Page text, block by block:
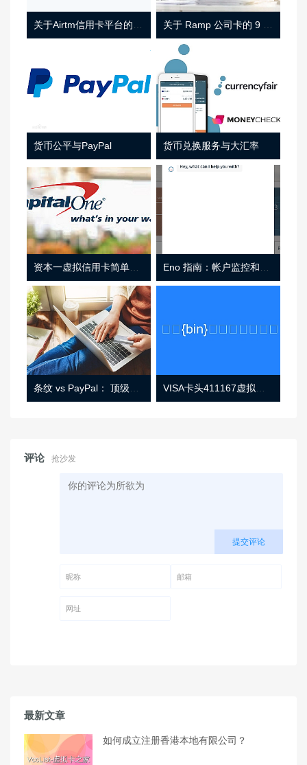
货币公平与PayPal 货币兑换服务与大汇率
资本一虚拟信用卡简单介绍
条纹 vs PayPal： 顶级功能， 定价 （和更多！ VISA卡头411167虚拟卡基础信息
评论 抢沙发
提交评论
最新文章
如何成立注册香港本地有限公司？